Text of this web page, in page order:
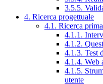
3.5.5.
4. Ricerca progettuale
4.1. Ricerca
4.1.1.
4.1.2.
4.1.3. Test
4.1.4. Web
4.1.5.
utente